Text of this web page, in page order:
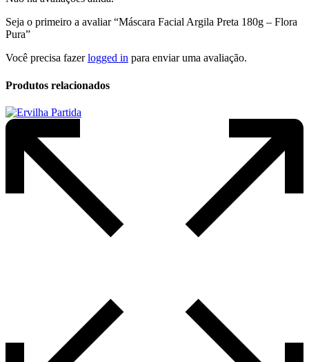
Seja o primeiro a avaliar “Máscara Facial Argila Preta 180g – Flora
Pura”
Você precisa fazerlogged in para enviar uma avaliação.
Produtos relacionados